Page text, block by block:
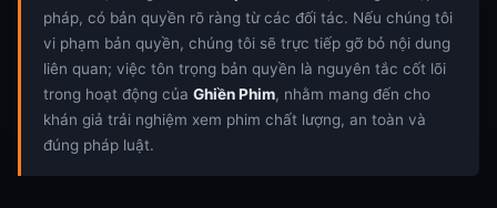
pháp, có bản quyền rõ ràng từ các đối tác. Nếu chúng tôi
vi phạm bản quyền, chúng tôi sẽ trực tiếp gỡ bỏ nội dung
liên quan; việc tôn trọng bản quyền là nguyên tắc cốt lõi
trong hoạt động của Ghiền Phim, nhằm mang đến cho
khán giả trải nghiệm xem phim chất lượng, an toàn và
đúng pháp luật.